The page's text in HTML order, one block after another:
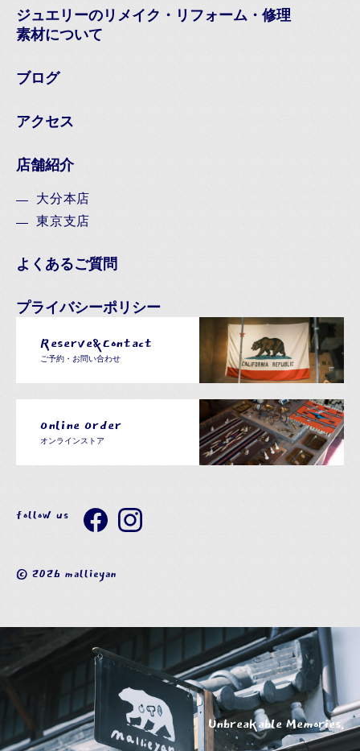
follow us
ジュエリーのリメイク・リフォーム・修理
素材について
ブログ
アクセス
店舗紹介
大分本店
東京支店
よくあるご質問
プライバシーポリシー
Reserve&Contact
ご予約・お問い合わせ
Online Order
オンラインストア
© 2026 mallieyan
Unbreakable Memories.